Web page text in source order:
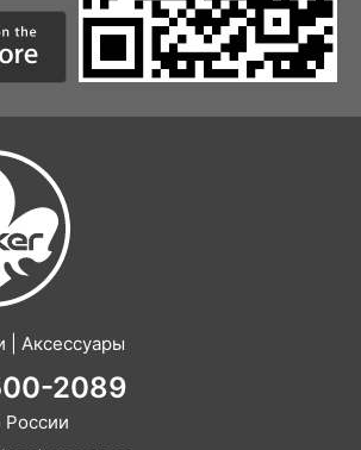
| Аксессуары
2089
(499) 490 25 98
8 (812) 317 22 89
200 85 34